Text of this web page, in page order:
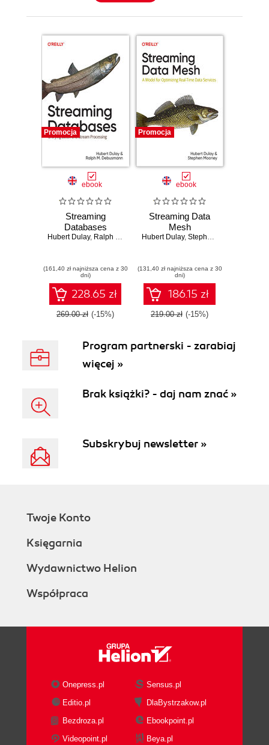
Promocja
ebook
Streaming
Databases
Hubert Dulay, Ralph Matthias Debusmann
(161,40 zł najniższa cena z 30
dni)
228.65 zł
269.00 zł (-15%)
Promocja
ebook
Streaming Data
Mesh
Hubert Dulay, Stephen Mooney
(131,40 zł najniższa cena z 30
dni)
186.15 zł
219.00 zł (-15%)
Program partnerski - zarabiaj
więcej »
Brak książki? - daj nam znać »
Subskrybuj newsletter »
Twoje Konto
Księgarnia
Wydawnictwo Helion
Współpraca
Onepress.pl
Sensus.pl
Editio.pl
DlaBystrzakow.pl
Bezdroza.pl
Ebookpoint.pl
Videopoint.pl
Beya.pl